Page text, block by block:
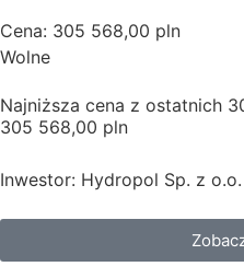
Cena: 305 568,00 pln
Wolne
Najniższa cena z ostatnich
305 568,00 pln
Inwestor: Hydropol Sp. z o.o.